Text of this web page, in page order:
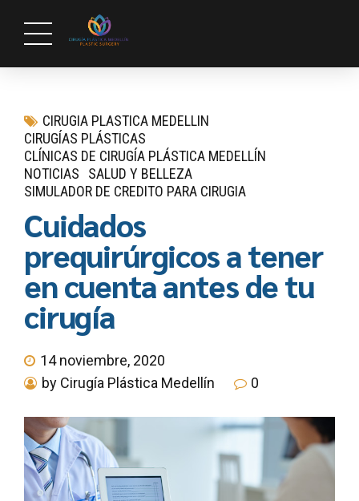
CIRUGIA PLASTICA MEDELLIN
CIRUGÍAS PLÁSTICAS
CLÍNICAS DE CIRUGÍA PLÁSTICA MEDELLÍN
NOTICIAS
SALUD Y BELLEZA
SIMULADOR DE CREDITO PARA CIRUGIA
Cuidados
prequirúrgicos a tener
en cuenta antes de tu
cirugía
14 noviembre, 2020
by Cirugía Plástica Medellín
0